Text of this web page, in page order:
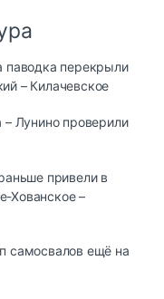
паводка перекрыли
– Килачевское
– Лунино проверили
привели в
Хованское –
самосвалов ещё на